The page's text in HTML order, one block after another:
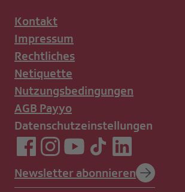
Kontakt
Impressum
Rechtliches
Netiquette
Nutzungsbedingungen
AGB Payyo
Datenschutzeinstellungen
Newsletter abonnieren